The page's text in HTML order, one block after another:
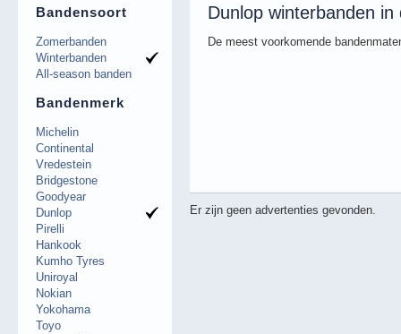
Dunlop winterbanden
De meest voorkomende
Er zijn geen advertenties gevonden.
Bandensoort
Zomerbanden
Winterbanden
All-season banden
Bandenmerk
Michelin
Continental
Vredestein
Bridgestone
Goodyear
Dunlop
Pirelli
Hankook
Kumho Tyres
Uniroyal
Nokian
Yokohama
Toyo